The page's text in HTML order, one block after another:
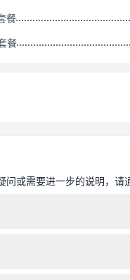
餐
餐
或需要进一步的说明，